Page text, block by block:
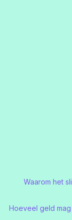
Waarom het
Hoeveel geld